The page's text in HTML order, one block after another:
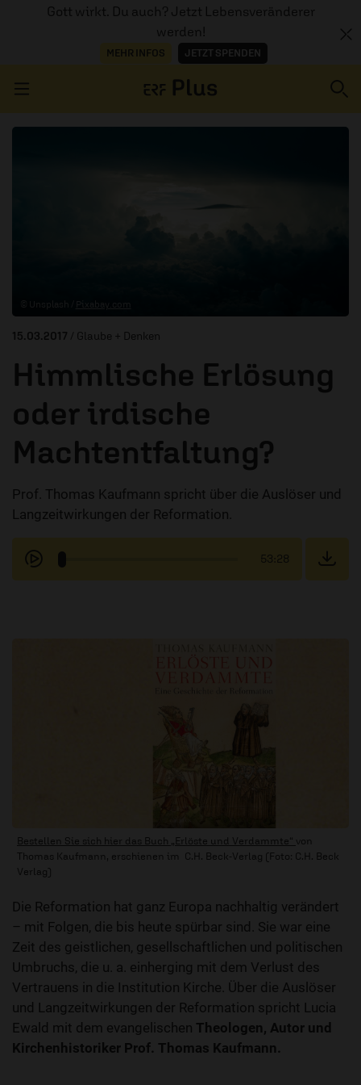
Gott wirkt. Du auch? Jetzt Lebensveränderer
werden!
MEHR INFOS JETZT SPENDEN
15.03.2017 / Glaube + Denken
Himmlische Erlösung
oder irdische
Machtentfaltung?
Prof. Thomas Kaufmann spricht über die Auslöser und
Langzeitwirkungen der Reformation.
53:28
Bestellen Sie sich hier das Buch „Erlöste und Verdammte“ von
Thomas Kaufmann, erschienen im C.H. Beck-Verlag (Foto: C.H. Beck
Verlag)
Die Reformation hat ganz Europa nachhaltig verändert
– mit Folgen, die bis heute spürbar sind. Sie war eine
Zeit des geistlichen, gesellschaftlichen und politischen
Umbruchs, die u. a. einherging mit dem Verlust des
Vertrauens in die Institution Kirche. Über die Auslöser
und Langzeitwirkungen der Reformation spricht Lucia
Ewald mit dem evangelischen Theologen, Autor und
Kirchenhistoriker Prof. Thomas Kaufmann.